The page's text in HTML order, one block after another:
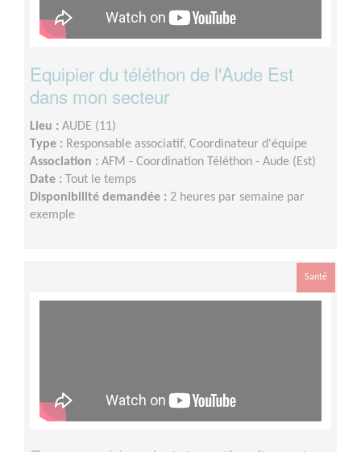
Equipier du téléthon de l'Aude Est
dans mon secteur
Lieu : AUDE (11)
Type : Responsable associatif, Coordinateur d'équipe
Association : AFM - Coordination Téléthon - Aude (Est)
Date :
Tout le temps
Disponibilité demandée : 2 heures par semaine par
exemple
Santé